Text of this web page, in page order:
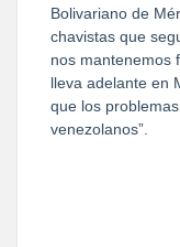
Bolivariano de
chavistas que
nos mantenemos
lleva adelante en
que los
venezolanos”.